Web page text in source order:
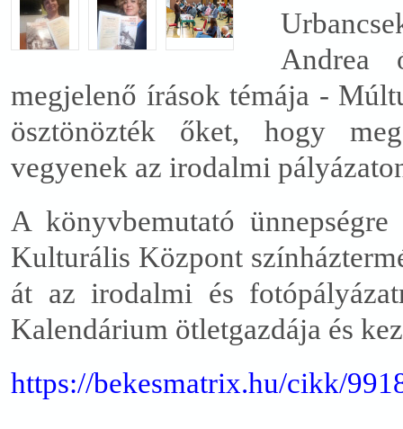
Andrea
megjelenő írások témája -
ösztönözték őket, hogy
vegyenek az irodalmi
A könyvbemutató
Kulturális Központ
át az irodalmi és
Kalendárium ötletgazdája és
https://bekesmatrix.hu/cikk/